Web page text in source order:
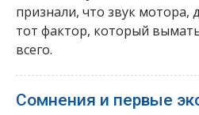
признали, что звук мотора,
тот фактор, который
всего.
Сомнения и первые